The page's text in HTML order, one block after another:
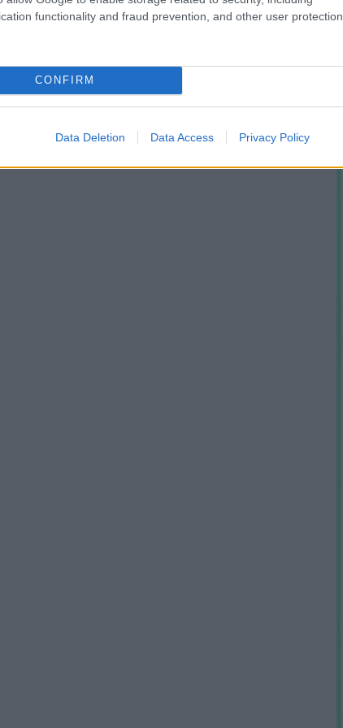
functionality and fraud prevention, and other user protection.
CONFIRM
Data Deletion Data Access Privacy Policy